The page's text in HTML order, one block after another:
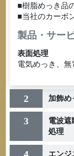
■樹脂めっき品
■当社のカーボ
製品・サー
表面処理
電気めっき、無
2 加飾め
3
電波
処理
エンジ